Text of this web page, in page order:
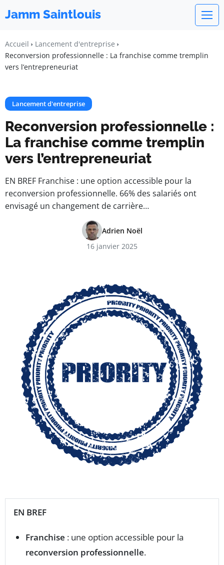
Jamm Saintlouis
Accueil
Lancement d'entreprise
Reconversion professionnelle : La franchise comme tremplin
vers l’entrepreneuriat
Lancement d'entreprise
Reconversion professionnelle :
La franchise comme tremplin
vers l’entrepreneuriat
EN BREF Franchise : une option accessible pour la
reconversion professionnelle. 66% des salariés ont
envisagé un changement de carrière…
Adrien Noël
16 janvier 2025
EN BREF
Franchise : une option accessible pour la
reconversion professionnelle.